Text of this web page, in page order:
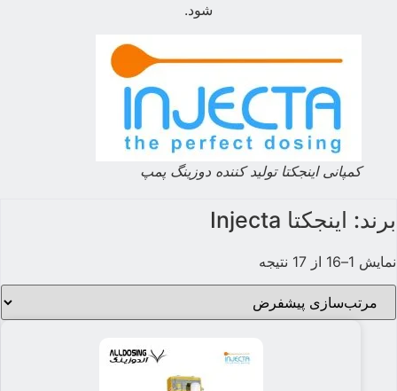
شود.
کمپانی اینجکتا تولید کننده دوزینگ پمپ
برند: اینجکتا Injecta
نمایش 1–16 از 17 نتیجه